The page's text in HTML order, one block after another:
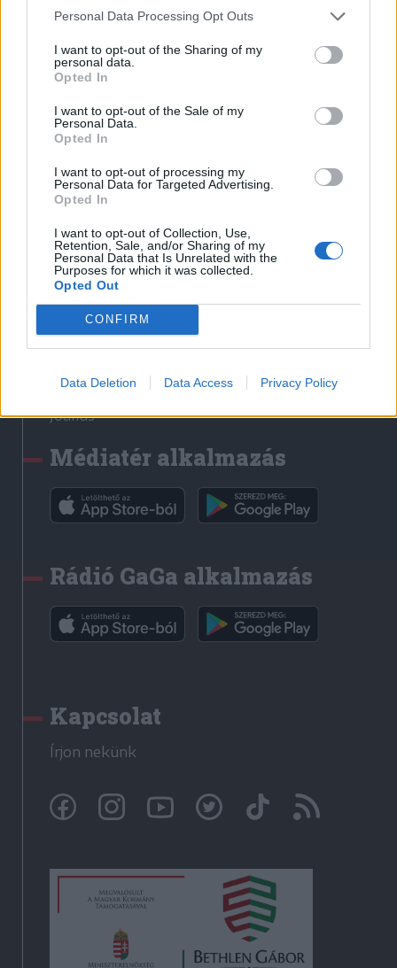
Personal Data Processing Opt Outs
I want to opt-out of the Sharing of my
personal data.
Opted In
I want to opt-out of the Sale of my
Personal Data.
Opted In
I want to opt-out of processing my
Personal Data for Targeted Advertising.
Opted In
I want to opt-out of Collection, Use,
Retention, Sale, and/or Sharing of my
Personal Data that Is Unrelated with the
Purposes for which it was collected.
Opted Out
CONFIRM
Data Deletion Data Access Privacy Policy
Székely Hírmondó archívuma
Sütibeállítások
Médiatér
Liget
Krónika
Bihari Napló
Erdélyi Napló
Főtér
Rádió GaGa
Jóállás
Médiatér alkalmazás
Rádió GaGa alkalmazás
Kapcsolat
Írjon nekünk